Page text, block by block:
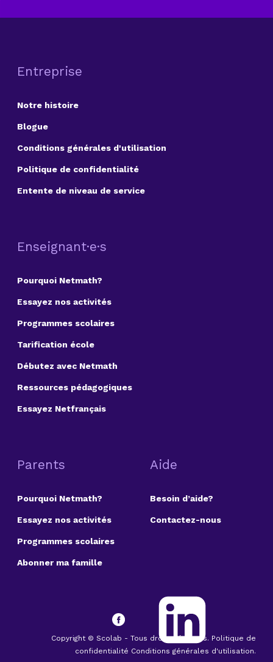
Entreprise
Notre histoire
Blogue
Conditions générales d'utilisation
Politique de confidentialité
Entente de niveau de service
Enseignant·e·s
Pourquoi Netmath?
Essayez nos activités
Programmes scolaires
Tarification école
Débutez avec Netmath
Ressources pédagogiques
Essayez Netfrançais
Parents
Pourquoi Netmath?
Essayez nos activités
Programmes scolaires
Abonner ma famille
Aide
Besoin d’aide?
Contactez-nous
Copyright © Scolab - Tous droits réservés. Politique de
confidentialité Conditions générales d'utilisation.